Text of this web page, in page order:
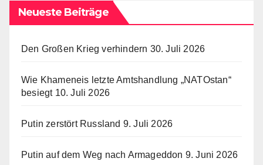
Neueste Beiträge
Den Großen Krieg verhindern 30. Juli 2026
Wie Khameneis letzte Amtshandlung „NATOstan“
besiegt 10. Juli 2026
Putin zerstört Russland 9. Juli 2026
Putin auf dem Weg nach Armageddon 9. Juni 2026